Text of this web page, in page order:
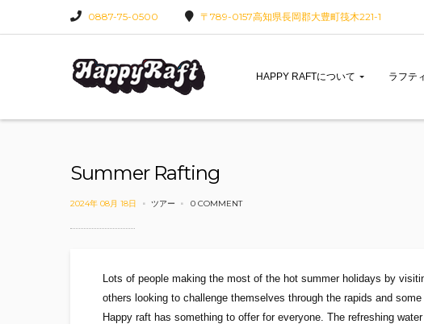
0887-75-0500 〒789-0157高知県長岡郡大豊町筏木221-1
HAPPY RAFTについて ラフテ
Summer Rafting
2024年 08月 18日 ツアー 0 COMMENT
Lots of people making the most of the hot summer holidays by
others looking to challenge themselves through the rapids and
Happy raft has something to offer for everyone. The refreshing